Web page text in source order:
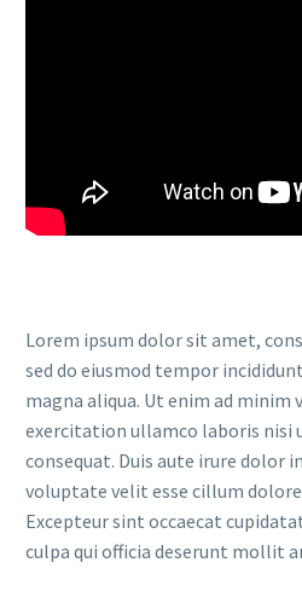
Lorem ipsum dolor sit amet,
sed do eiusmod tempor
magna aliqua. Ut enim ad minim
exercitation ullamco laboris nisi
consequat. Duis aute irure dolor
voluptate velit esse cillum
Excepteur sint occaecat
culpa qui officia deserunt mollit